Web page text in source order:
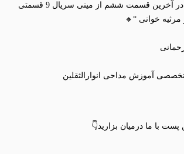
آخرین قسمت ششم از مینی سریال 9 قسمتی
خوانی “🔸
آموزش مداحی انوارالثقلین
با ما درمیان بزارید👇